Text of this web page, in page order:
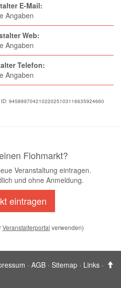
E-Mail:
Angaben
Web:
Angaben
Telefon:
Angaben
94589970421022025103116635924660
Flohmarkt?
Veranstaltung eintragen.
und ohne Anmeldung.
eintragen
Veranstalterportal verwenden)
· AGB · Sitemap · Links ·